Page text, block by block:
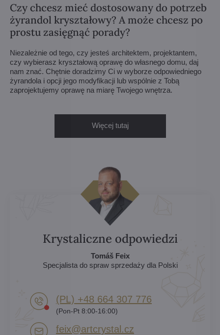
Czy chcesz mieć dostosowany do potrzeb
żyrandol kryształowy? A może chcesz po
prostu zasięgnąć porady?
Niezależnie od tego, czy jesteś architektem, projektantem,
czy wybierasz kryształową oprawę do własnego domu, daj
nam znać. Chętnie doradzimy Ci w wyborze odpowiedniego
żyrandola i opcji jego modyfikacji lub wspólnie z Tobą
zaprojektujemy oprawę na miarę Twojego wnętrza.
Więcej tutaj
Krystaliczne odpowiedzi
Tomáš Feix
Specjalista do spraw sprzedaży dla Polski
(PL) +48 664 307 776
(Pon-Pt 8:00-16:00)
feix​@artcrystal​.cz